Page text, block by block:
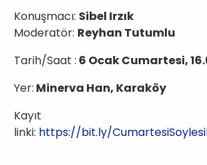
Konuşmacı: Sibel Irzık
Moderatör: Reyhan Tutumlu
Tarih/Saat : 6 Ocak Cumartesi,
Yer: Minerva Han, Karaköy
Kayıt
linki: https://bit.ly/